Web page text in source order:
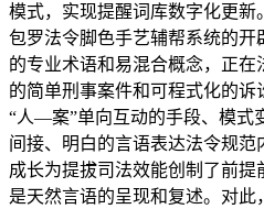
模式，实现提醒词库数字化更
包罗法令脚色手艺辅帮系统的
的专业术语和易混合概念，正
的简单刑事案件和可程式化的
“人—案”单向互动的手段、模式
间接、明白的言语表达法令规
成长为提拔司法效能创制了前提
是天然言语的呈现和复述。对